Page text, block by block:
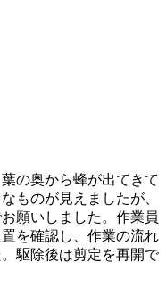
の奥から蜂が出てきて
ものが見えましたが、
願いしました。作業員
を確認し、作業の流れ
駆除後は剪定を再開で